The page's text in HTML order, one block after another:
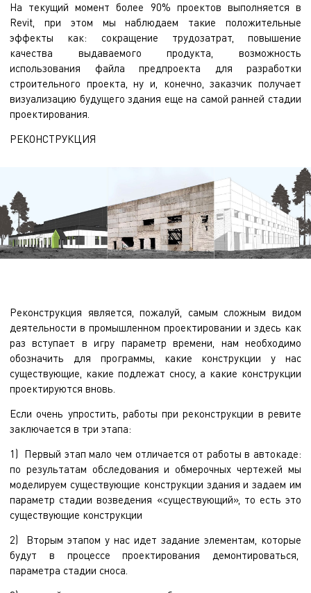
На текущий момент более 90% проектов выполняется в
Revit, при этом мы наблюдаем такие положительные
эффекты как: сокращение трудозатрат, повышение
качества выдаваемого продукта, возможность
использования файла предпроекта для разработки
строительного проекта, ну и, конечно, заказчик получает
визуализацию будущего здания еще на самой ранней стадии
проектирования.
РЕКОНСТРУКЦИЯ
Реконструкция является, пожалуй, самым сложным видом
деятельности в промышленном проектировании и здесь как
раз вступает в игру параметр времени, нам необходимо
обозначить для программы, какие конструкции у нас
существующие, какие подлежат сносу, а какие конструкции
проектируются вновь.
Если очень упростить, работы при реконструкции в ревите
заключается в три этапа:
1) Первый этап мало чем отличается от работы в автокаде:
по результатам обследования и обмерочных чертежей мы
моделируем существующие конструкции здания и задаем им
параметр стадии возведения «существующий», то есть это
существующие конструкции
2) Вторым этапом у нас идет задание элементам, которые
будут в процессе проектирования демонтироваться,
параметра стадии сноса.